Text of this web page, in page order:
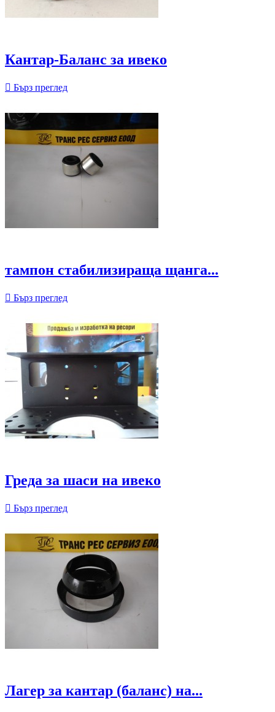
Кантар-Баланс за ивеко
 Бърз преглед
тампон стабилизираща щанга...
 Бърз преглед
Греда за шаси на ивеко
 Бърз преглед
Лагер за кантар (баланс) на...